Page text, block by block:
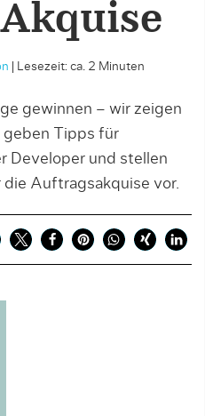
Lesezeit: ca. 2 Minuten
gewinnen – wir zeigen
geben Tipps für
Developer und stellen
Auftragsakquise vor.